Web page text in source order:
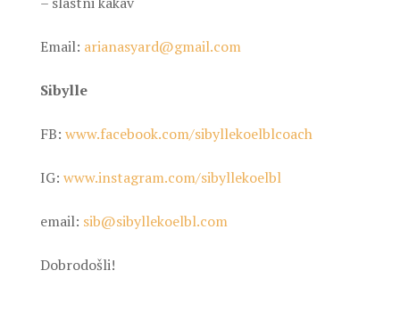
Email: arianasyard@gmail.com
Sibylle
FB: www.facebook.com/sibyllekoelblcoach
IG: www.instagram.com/sibyllekoelbl
email: sib@sibyllekoelbl.com
Dobrodošli!